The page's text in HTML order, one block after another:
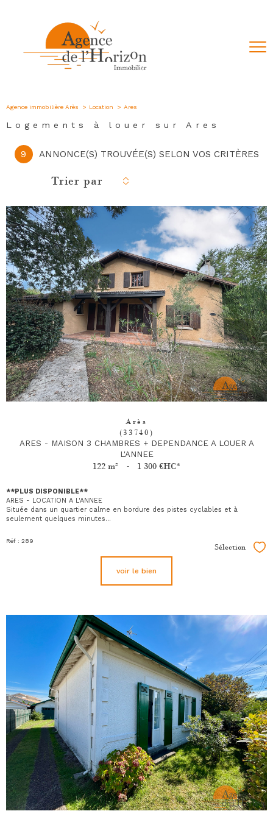
Agence immobilière Arès Location Ares
Logements à louer sur Ares
9 ANNONCE(S) TROUVÉE(S) SELON VOS CRITÈRES
Trier par
Arès
(33740)
ARES - MAISON 3 CHAMBRES + DEPENDANCE A LOUER A
L'ANNEE
122 m² - 1 300 €HC*
**PLUS DISPONIBLE**
ARES - LOCATION A L'ANNEE
Située dans un quartier calme en bordure des pistes cyclables et à
seulement quelques minutes...
Réf : 289
Sélection
voir le bien